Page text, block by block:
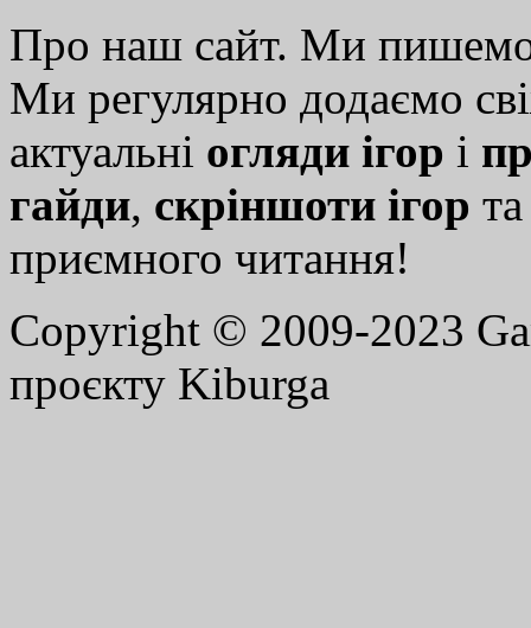
Про наш сайт. Ми
Ми регулярно додаємо
актуальні огляди ігор і
гайди, скріншоти ігор
приємного читання!
Copyright © 2009-2023
проєкту Kiburga